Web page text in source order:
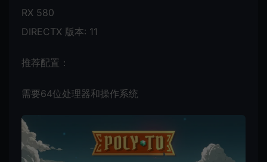
RX 580
DIRECTX 版本: 11
推荐配置：
需要64位处理器和操作系统